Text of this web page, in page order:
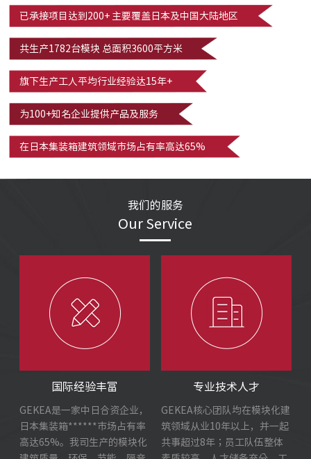
已承接项目达到200+ 主要覆盖日本及中国大陆地区
共生产1782台模块 总面积3600平方米
旗下生产工人平均行业经验达15年+
为100+知名企业提供产品及服务
在日本集装箱建筑领域市场占有率高达65%
我们的服务
Our Service
国际经验丰富
GEKEA是一家中日合资企业，
日本集装箱******市场占有率
高达65%。我司生产的模块化
专业技术人才
GEKEA核心团队均在模块化建
筑领域从业10年以上，并一起
共事超过8年；员工队伍整体